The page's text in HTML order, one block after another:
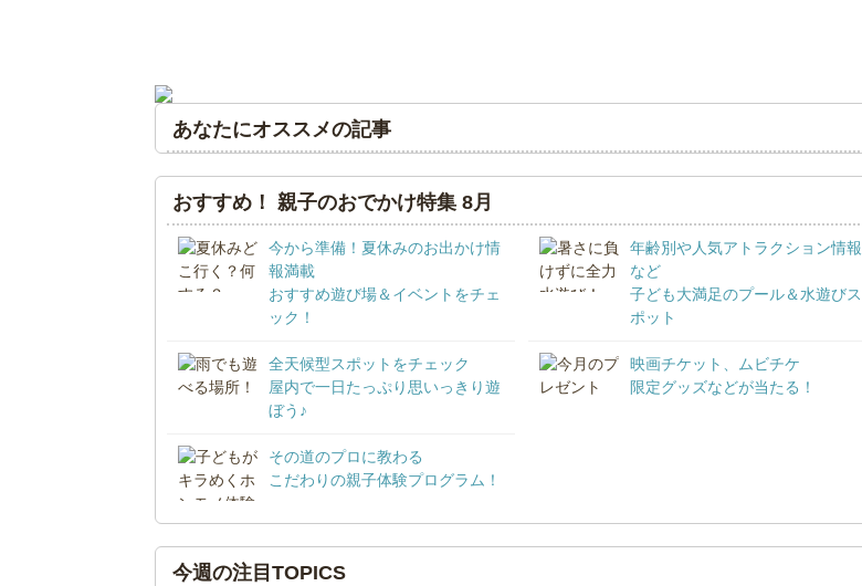
あなたにオススメの記事
おすすめ！ 親子のおでかけ特集 8月
今から準備！夏休みのお出かけ情
報満載
おすすめ遊び場＆イベントをチェ
ック！
年齢別や人気アトラクション情報
など
子ども大満足のプール＆水遊びス
ポット
全天候型スポットをチェック
屋内で一日たっぷり思いっきり遊
ぼう♪
映画チケット、ムビチケ
限定グッズなどが当たる！
その道のプロに教わる
こだわりの親子体験プログラム！
今週の注目TOPICS